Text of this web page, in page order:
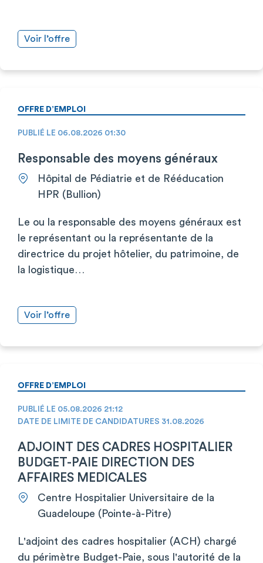
Voir l’offre
OFFRE D’EMPLOI
PUBLIÉ LE 06.08.2026 01:30
Responsable des moyens généraux
Hôpital de Pédiatrie et de Rééducation
HPR (Bullion)
Le ou la responsable des moyens généraux est
le représentant ou la représentante de la
directrice du projet hôtelier, du patrimoine, de
la logistique…
Voir l’offre
OFFRE D’EMPLOI
PUBLIÉ LE 05.08.2026 21:12
DATE DE LIMITE DE CANDIDATURES 31.08.2026
ADJOINT DES CADRES HOSPITALIER
BUDGET-PAIE DIRECTION DES
AFFAIRES MEDICALES
Centre Hospitalier Universitaire de la
Guadeloupe (Pointe-à-Pitre)
L'adjoint des cadres hospitalier (ACH) chargé
du périmètre Budget-Paie, sous l'autorité de la